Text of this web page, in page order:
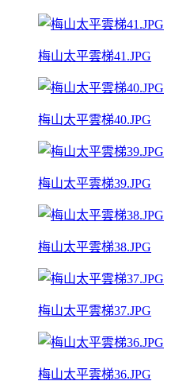
梅山太平雲梯41.JPG
梅山太平雲梯40.JPG
梅山太平雲梯39.JPG
梅山太平雲梯38.JPG
梅山太平雲梯37.JPG
梅山太平雲梯36.JPG